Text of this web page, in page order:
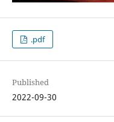
.pdf
Published
2022-09-30